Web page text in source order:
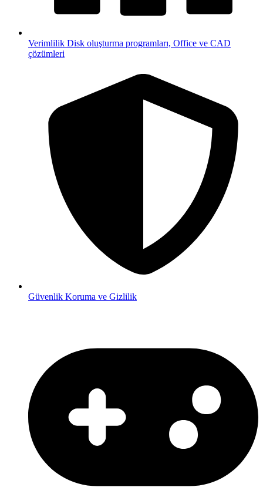
Verimlilik Disk oluşturma programları, Office ve CAD
çözümleri
Güvenlik Koruma ve Gizlilik